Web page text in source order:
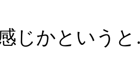
じかという